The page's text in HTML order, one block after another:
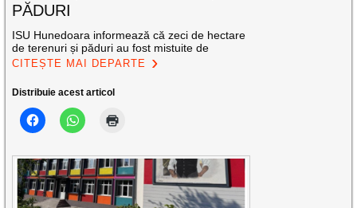
PĂDURI
ISU Hunedoara informează că zeci de hectare
de terenuri și păduri au fost mistuite de
CITEȘTE MAI DEPARTE
Distribuie acest articol